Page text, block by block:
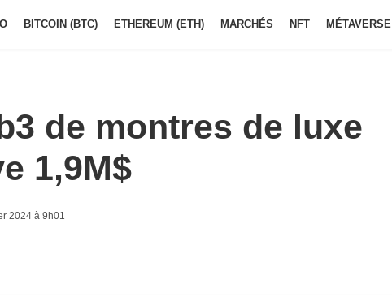
BITCOIN (BTC) ETHEREUM (ETH) MARCHÉS NFT MÉTAVERSE
de montres de luxe
1,9M$
2024 à 9h01